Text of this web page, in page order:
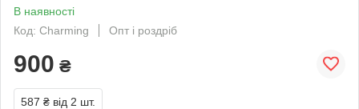
В наявності
Код: Charming
Опт і роздріб
900 ₴
587 ₴ від 2 шт.